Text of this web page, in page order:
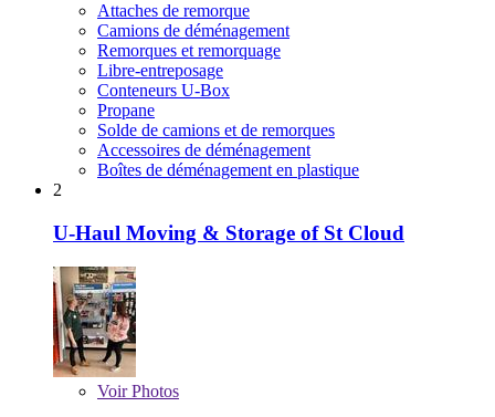
Attaches de remorque
Camions de déménagement
Remorques et remorquage
Libre-entreposage
Conteneurs U-Box
Propane
Solde de camions et de remorques
Accessoires de déménagement
Boîtes de déménagement en plastique
2
U-Haul Moving & Storage of St Cloud
VoirPhotos